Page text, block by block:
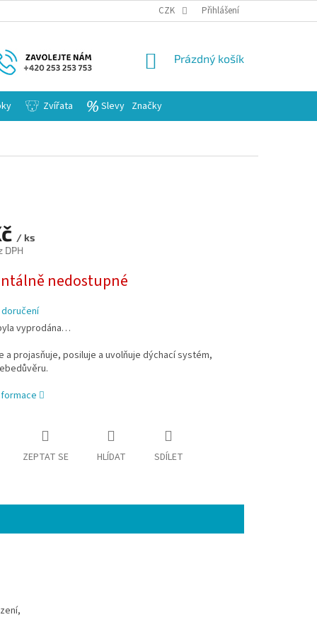
CZK Přihlášení
NÁKUPNÍ
Prázdný košík
Zvířata Slevy Značky
/ ks
DPH
nedostupné
vyprodána…
a projasňuje, posiluje a uvolňuje dýchací systém,
ZEPTAT SE HLÍDAT SDÍLET